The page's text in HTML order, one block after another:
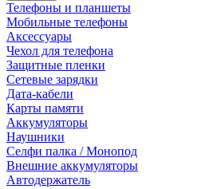
Телефоны и планшеты
Мобильные телефоны
Аксессуары
Чехол для телефона
Защитные пленки
Сетевые зарядки
Дата-кабели
Карты памяти
Аккумуляторы
Наушники
Селфи палка / Монопод
Внешние аккумуляторы
Автодержатель